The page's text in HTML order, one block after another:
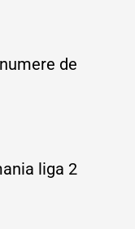
de
liga 2